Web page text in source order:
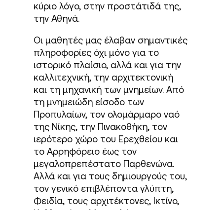
κύριο λόγο, στην προστάτιδά της,
την Αθηνά.
Οι μαθητές μας έλαβαν σημαντικές
πληροφορίες όχι μόνο για το
ιστορικό πλαίσιο, αλλά και για την
καλλιτεχνική, την αρχιτεκτονική
και τη μηχανική των μνημείων. Από
τη μνημειώδη είσοδο των
Προπυλαίων, τον ολομάρμαρο ναό
της Νίκης, την Πινακοθήκη, τον
ιερότερο χώρο του Ερεχθείου και
το Αρρηφόρειο έως τον
μεγαλοπρεπέστατο Παρθενώνα.
Αλλά και για τους δημιουργούς του,
τον γενικό επιβλέποντα γλύπτη,
Φειδία, τους αρχιτέκτονες, Ικτίνο,